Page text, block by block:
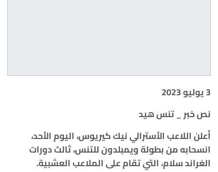
3 يوليو 2023
نص خبر _ تنس هيد
أعلن اللاعب الأسترالي نيك كيريوس، اليوم الأحد،
انسحابه من بطولة ويمبلدون للتنس، ثالث دورات
الغراند سلام، التي تقام على الملاعب العشبية.